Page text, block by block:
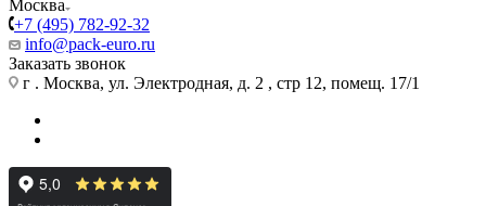
Москва
+7 (495) 782-92-32
info@pack-euro.ru
Заказать звонок
г . Москва, ул. Электродная, д. 2 , стр 12, помещ. 17/1